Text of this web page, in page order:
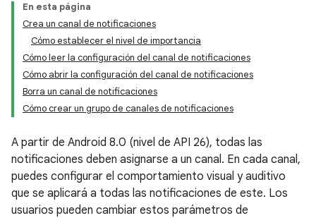
En esta página
Crea un canal de notificaciones
Cómo establecer el nivel de importancia
Cómo leer la configuración del canal de notificaciones
Cómo abrir la configuración del canal de notificaciones
Borra un canal de notificaciones
Cómo crear un grupo de canales de notificaciones
A partir de Android 8.0 (nivel de API 26), todas las
notificaciones deben asignarse a un canal. En cada canal,
puedes configurar el comportamiento visual y auditivo
que se aplicará a todas las notificaciones de este. Los
usuarios pueden cambiar estos parámetros de